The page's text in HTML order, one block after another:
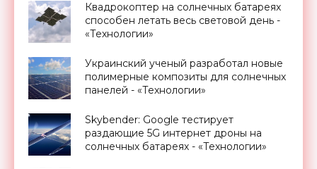
Квадрокоптер на солнечных батареях
способен летать весь световой день -
«Технологии»
Украинский ученый разработал новые
полимерные композиты для солнечных
панелей - «Технологии»
Skybender: Google тестирует
раздающие 5G интернет дроны на
солнечных батареях - «Технологии»